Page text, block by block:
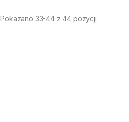
Pokazano 33-44 z 44 pozycji